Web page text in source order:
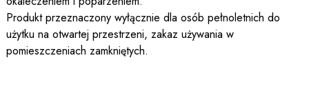
Produkt przeznaczony wyłącznie dla osób pełnoletnich do
użytku na otwartej przestrzeni, zakaz używania w
pomieszczeniach zamkniętych.